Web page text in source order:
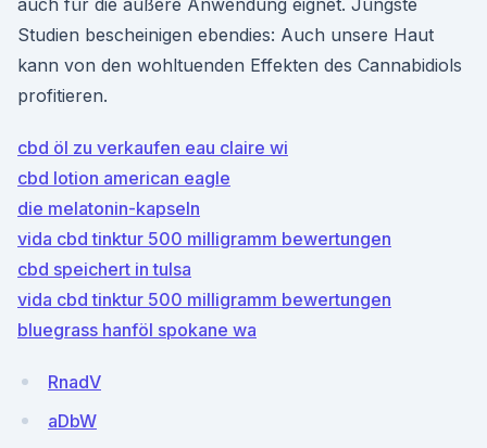
auch für die äußere Anwendung eignet. Jüngste
Studien bescheinigen ebendies: Auch unsere Haut
kann von den wohltuenden Effekten des Cannabidiols
profitieren.
cbd öl zu verkaufen eau claire wi
cbd lotion american eagle
die melatonin-kapseln
vida cbd tinktur 500 milligramm bewertungen
cbd speichert in tulsa
vida cbd tinktur 500 milligramm bewertungen
bluegrass hanföl spokane wa
RnadV
aDbW